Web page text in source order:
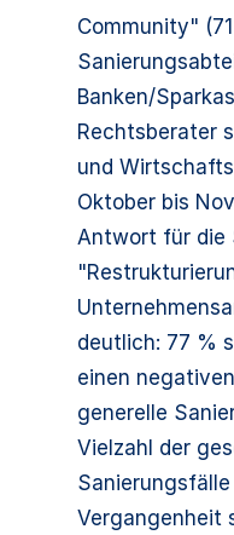
Community"
Banken/
Rechtsberater
und
Oktober bis
Antwort für die
deutlich: 77 %
einen
generelle
Vielzahl der
Vergangenheit